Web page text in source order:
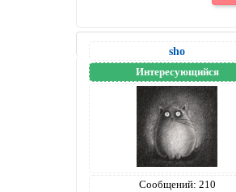
sho
Интересующийся
Сообщений: 210